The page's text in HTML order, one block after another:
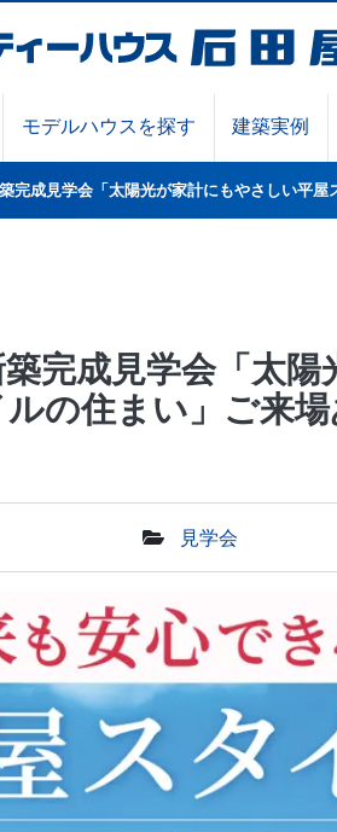
モデルハウスを探す 建築実例
完成見学会「太陽光が家計にもやさしい平
完成見学会「太
の住まい」ご来
見学会